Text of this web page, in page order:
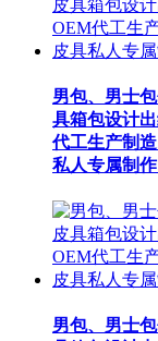
男包、男士
具箱包设计
代工生产制
私人专属制
男包、男士